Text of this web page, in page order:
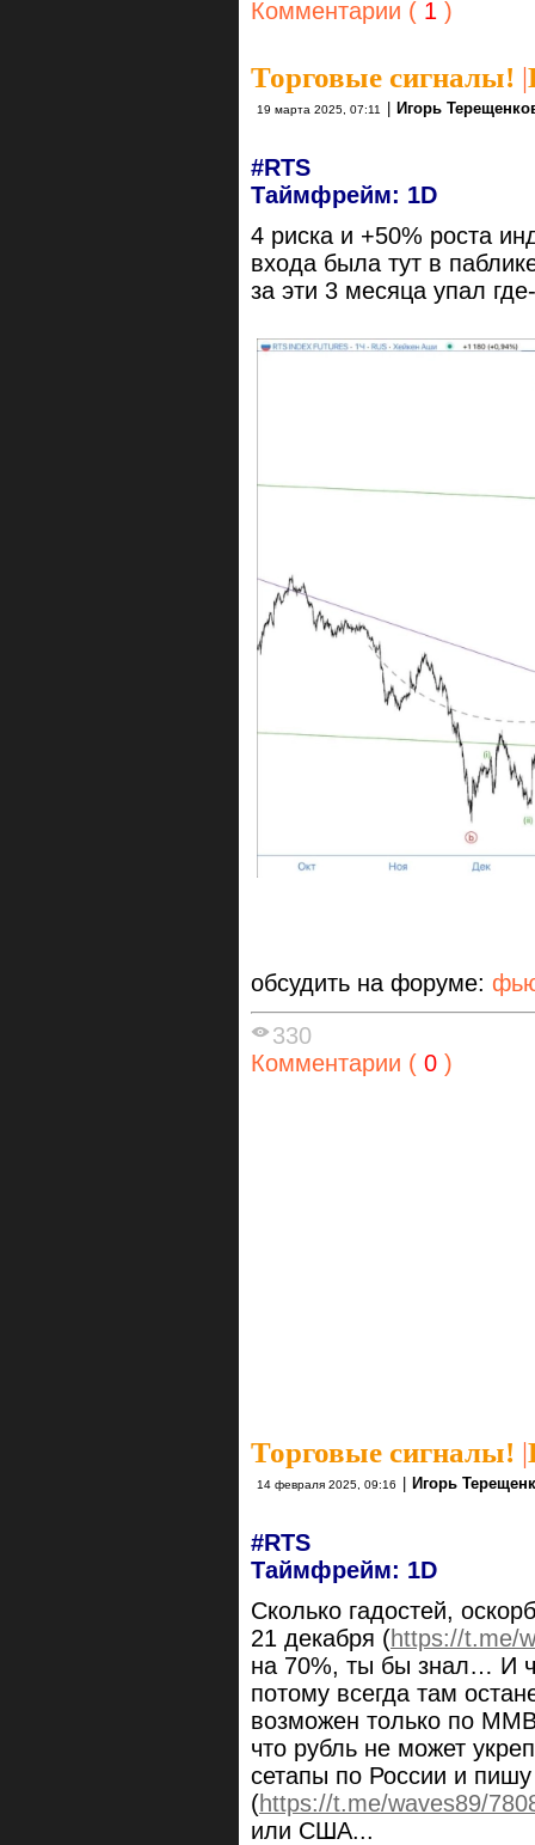
Комментарии ( 1 )
Торговые сигналы! |
19 марта 2025, 07:11 Игорь
#RTS
Таймфрейм: 1D
4 риска и +50% роста
входа была тут в
за эти 3 месяца упал
обсудить на форуме:
330
Комментарии ( 0 )
Торговые сигналы! |
14 февраля 2025, 09:16 Игорь
#RTS
Таймфрейм: 1D
Сколько гадостей,
21 декабря (https://t.me/
на 70%, ты бы знал… И
потому всегда там
возможен только по
что рубль не может
сетапы по России и
(https://t.me/waves89/
или США...